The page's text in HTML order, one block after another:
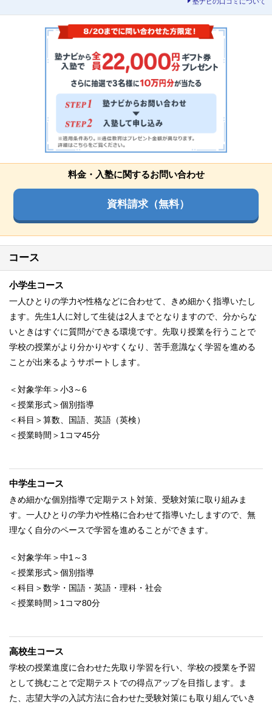
料金・入塾に関するお問い合わせ
資料請求（無料）
コース
小学生コース
一人ひとりの学力や性格などに合わせて、きめ細かく指導いたし
ます。先生1人に対して生徒は2人までとなりますので、分からな
いときはすぐに質問ができる環境です。先取り授業を行うことで
学校の授業がより分かりやすくなり、苦手意識なく学習を進める
ことが出来るようサポートします。
＜対象学年＞小3～6
＜授業形式＞個別指導
＜科目＞算数、国語、英語（英検）
＜授業時間＞1コマ45分
中学生コース
きめ細かな個別指導で定期テスト対策、受験対策に取り組みま
す。一人ひとりの学力や性格に合わせて指導いたしますので、無
理なく自分のペースで学習を進めることができます。
＜対象学年＞中1～3
＜授業形式＞個別指導
＜科目＞数学・国語・英語・理科・社会
＜授業時間＞1コマ80分
高校生コース
学校の授業進度に合わせた先取り学習を行い、学校の授業を予習
として挑むことで定期テストでの得点アップを目指します。ま
た、志望大学の入試方法に合わせた受験対策にも取り組んでいき